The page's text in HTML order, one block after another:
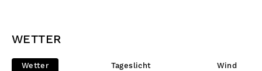
WETTER
Wetter Tageslicht Wind